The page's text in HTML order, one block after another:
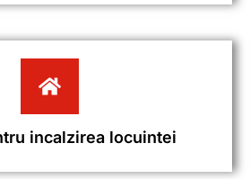
incalzirea locuintei